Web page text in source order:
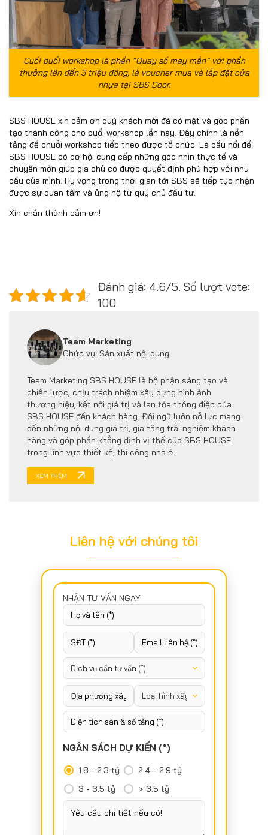
Cuối buổi workshop là phần “Quay số may mắn” với phần
thưởng lên đến 3 triệu đồng, là voucher mua và lắp đặt cửa
nhựa tại SBS Door.
SBS HOUSE xin cảm ơn quý khách mời đã có mặt và góp phần
tạo thành công cho buổi workshop lần này. Đây chính là nền
tảng để chuỗi workshop tiếp theo được tổ chức. Là cầu nối để
SBS HOUSE có cơ hội cung cấp những góc nhìn thực tế và
chuyên môn giúp gia chủ có được quyết định phù hợp với nhu
cầu của mình. Hy vọng trong thời gian tới SBS sẽ tiếp tục nhận
được sự quan tâm và ủng hộ từ quý chủ đầu tư.
Xin chân thành cảm ơn!
Đánh giá: 4.6/5. Số lượt vote:
100
Team Marketing
Chức vụ: Sản xuất nội dung
Team Marketing SBS HOUSE là bộ phận sáng tạo và
chiến lược, chịu trách nhiệm xây dựng hình ảnh
thương hiệu, kết nối giá trị và lan tỏa thông điệp của
SBS HOUSE đến khách hàng. Đội ngũ luôn nỗ lực mang
đến những nội dung giá trị, gia tăng trải nghiệm khách
hàng và góp phần khẳng định vị thế của SBS HOUSE
trong lĩnh vực thiết kế, thi công nhà ở.
XEM THÊM
Liên hệ với chúng tôi
NHẬN TƯ VẤN NGAY
NGÂN SÁCH DỰ KIẾN (*)
1.8 - 2.3 tỷ
2.4 - 2.9 tỷ
3 - 3.5 tỷ
> 3.5 tỷ